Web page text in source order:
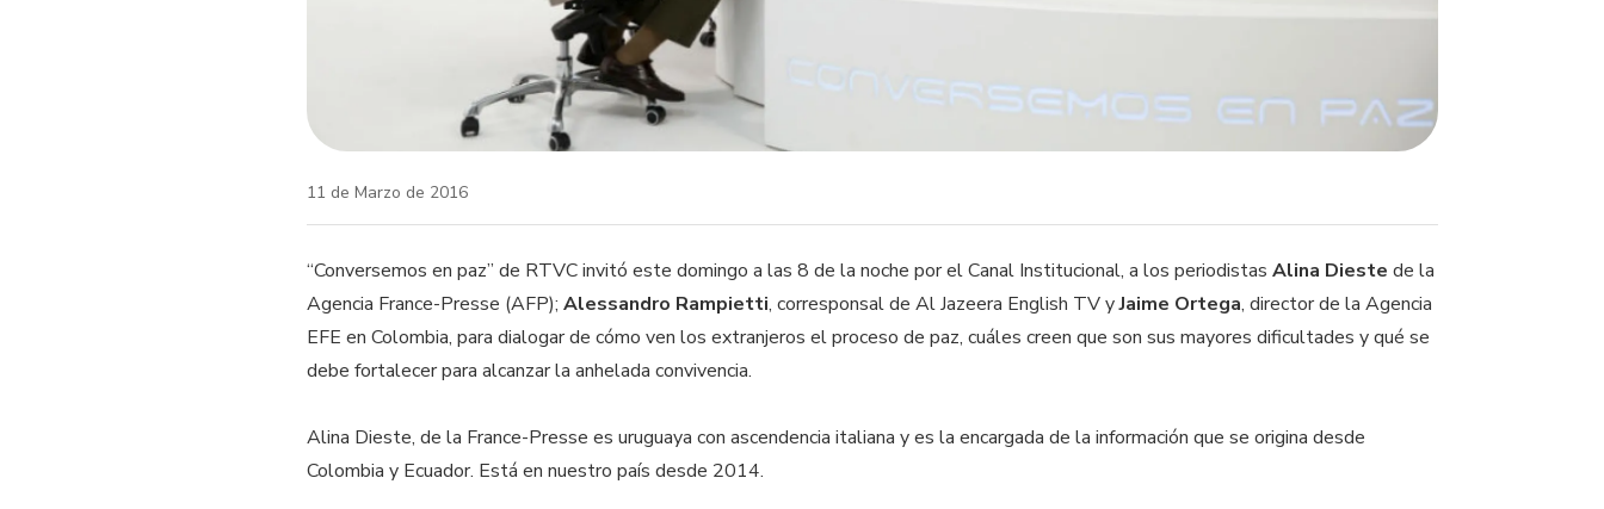
11 de Marzo de 2016
“Conversemos en paz” de RTVC invitó este domingo a las 8 de la noche por el Canal Institucional, a los periodistasAlina Dieste de la
Agencia France-Presse (AFP);Alessandro Rampietti, corresponsal de Al Jazeera English TV yJaime Ortega, director de la Agencia
EFE en Colombia, para dialogar de cómo ven los extranjeros el proceso de paz, cuáles creen que son sus mayores dificultades y qué se
debe fortalecer para alcanzar la anhelada convivencia.
Alina Dieste, de la France-Presse es uruguaya con ascendencia italiana y es la encargada de la información que se origina desde
Colombia y Ecuador. Está en nuestro país desde 2014.